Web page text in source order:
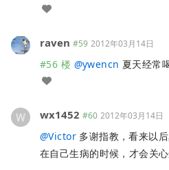
raven #59 2012年03月14日
#56 楼 @ywencn 夏天经常
wx1452 #60 2012年03月14日
@Victor多谢指教，看来以
在自己生病的时候，才会关